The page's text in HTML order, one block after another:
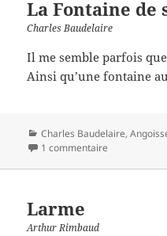
La Fontaine de
Charles Baudelaire
Il me semble parfois
Ainsi qu’une fontaine
Catégories
Charles Baudelaire,
1 commentaire
Larme
Arthur Rimbaud